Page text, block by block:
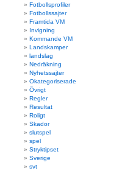
Fotbollsprofiler
Fotbollssajter
Framtida VM
Invigning
Kommande VM
Landskamper
landslag
Nedräkning
Nyhetssajter
Okategoriserade
Övrigt
Regler
Resultat
Roligt
Skador
slutspel
spel
Stryktipset
Sverige
svt